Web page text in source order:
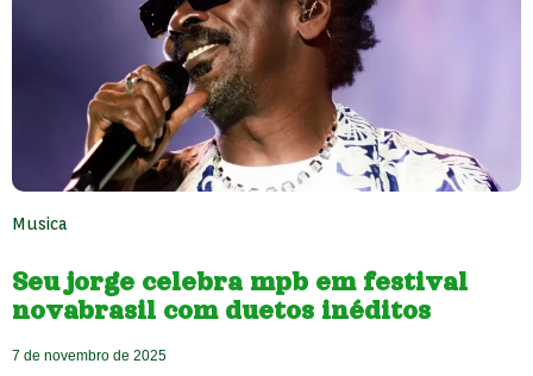
Musica
Seu jorge celebra mpb em festival
novabrasil com duetos inéditos
7 de novembro de 2025